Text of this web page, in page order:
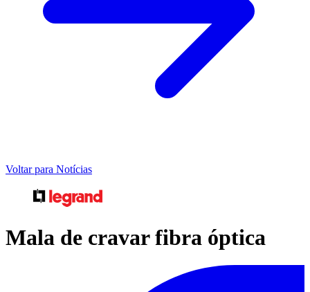
Voltar para Notícias
Mala de cravar fibra óptica